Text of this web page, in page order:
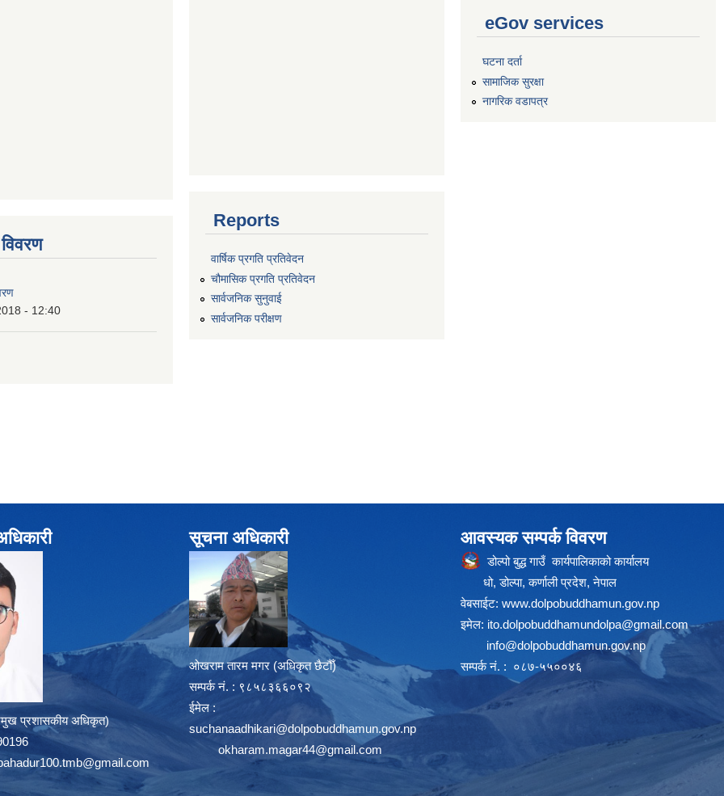
- 12:40
Reports
वार्षिक प्रगति प्रतिवेदन
चौमासिक प्रगति प्रतिवेदन
सार्वजनिक सुनुवाई
सार्वजनिक परीक्षण
eGov services
घटना दर्ता
सामाजिक सुरक्षा
नागरिक वडापत्र
प्रशासकीय अधिकृत)
सूचना अधिकारी
ओखराम तारम मगर (अधिकृत छैटौँ)
सम्पर्क न‌ं. : ९८५८३६६०९२
ईमेल :
suchanaadhikari@dolpobuddhamun.gov.np
okharam.magar44@gmail.com
आवस्यक सम्पर्क विवरण
डोल्पो बुद्ध गाउँ कार्यपालिकाको कार्यालय
धो, डोल्पा, कर्णाली प्रदेश, नेपाल
वेबसाईट: www.dolpobuddhamun.gov.np
इमेल: ito.dolpobuddhamundolpa@gmail.com
info@dolpobuddhamun.gov.np
सम्पर्क नं. : ०८७-५५००४६